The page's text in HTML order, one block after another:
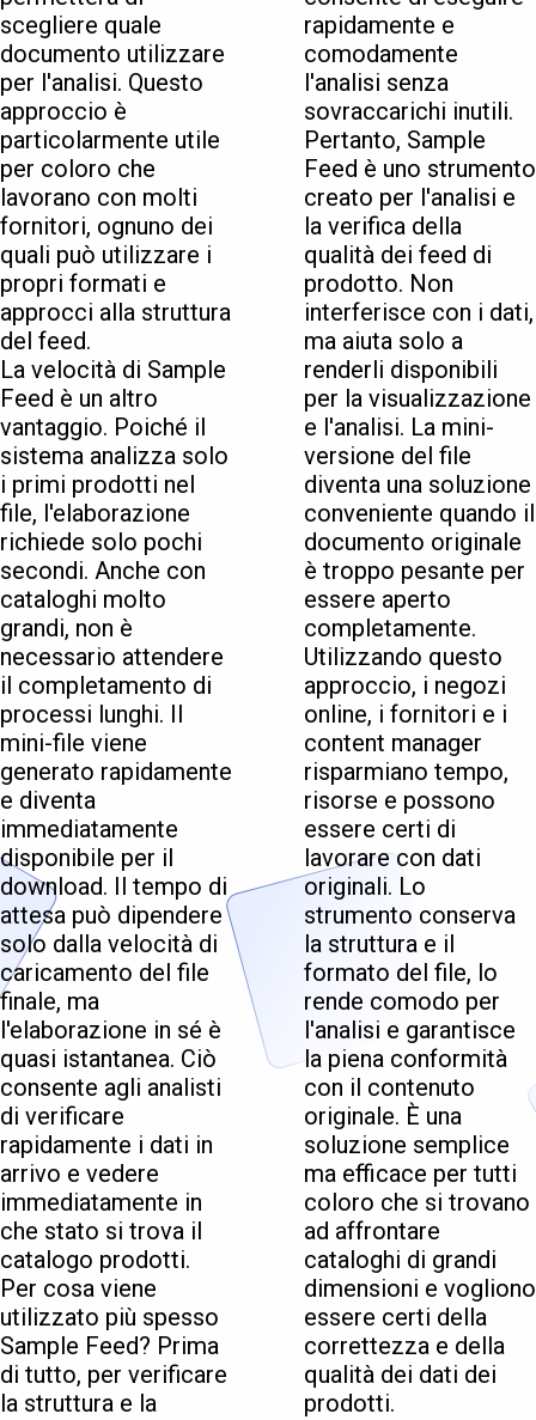
scegliere quale
documento utilizzare
per l'analisi. Questo
approccio è
particolarmente utile
per coloro che
lavorano con molti
fornitori, ognuno dei
quali può utilizzare i
propri formati e
approcci alla struttura
del feed.
La velocità di Sample
Feed è un altro
vantaggio. Poiché il
sistema analizza solo
i primi prodotti nel
file, l'elaborazione
richiede solo pochi
secondi. Anche con
cataloghi molto
grandi, non è
necessario attendere
il completamento di
processi lunghi. Il
mini-file viene
generato rapidamente
e diventa
immediatamente
disponibile per il
download. Il tempo di
attesa può dipendere
solo dalla velocità di
caricamento del file
finale, ma
l'elaborazione in sé è
quasi istantanea. Ciò
consente agli analisti
di verificare
rapidamente i dati in
arrivo e vedere
immediatamente in
che stato si trova il
catalogo prodotti.
Per cosa viene
utilizzato più spesso
Sample Feed? Prima
di tutto, per verificare
la struttura e la
rapidamente e
comodamente
l'analisi senza
sovraccarichi inutili.
Pertanto, Sample
Feed è uno strumento
creato per l'analisi e
la verifica della
qualità dei feed di
prodotto. Non
interferisce con i dati,
ma aiuta solo a
renderli disponibili
per la visualizzazione
e l'analisi. La mini-
versione del file
diventa una soluzione
conveniente quando il
documento originale
è troppo pesante per
essere aperto
completamente.
Utilizzando questo
approccio, i negozi
online, i fornitori e i
content manager
risparmiano tempo,
risorse e possono
essere certi di
lavorare con dati
originali. Lo
strumento conserva
la struttura e il
formato del file, lo
rende comodo per
l'analisi e garantisce
la piena conformità
con il contenuto
originale. È una
soluzione semplice
ma efficace per tutti
coloro che si trovano
ad affrontare
cataloghi di grandi
dimensioni e vogliono
essere certi della
correttezza e della
qualità dei dati dei
prodotti.